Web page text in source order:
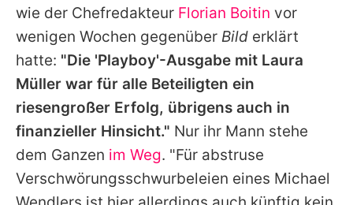
wie der Chefredakteur Florian Boitin vor
wenigen Wochen gegenüber Bild erklärt
hatte: "Die 'Playboy'-Ausgabe mit Laura
Müller war für alle Beteiligten ein
riesengroßer Erfolg, übrigens auch in
finanzieller Hinsicht." Nur ihr Mann stehe
dem Ganzen im Weg. "Für abstruse
Verschwörungsschwurbeleien eines Michael